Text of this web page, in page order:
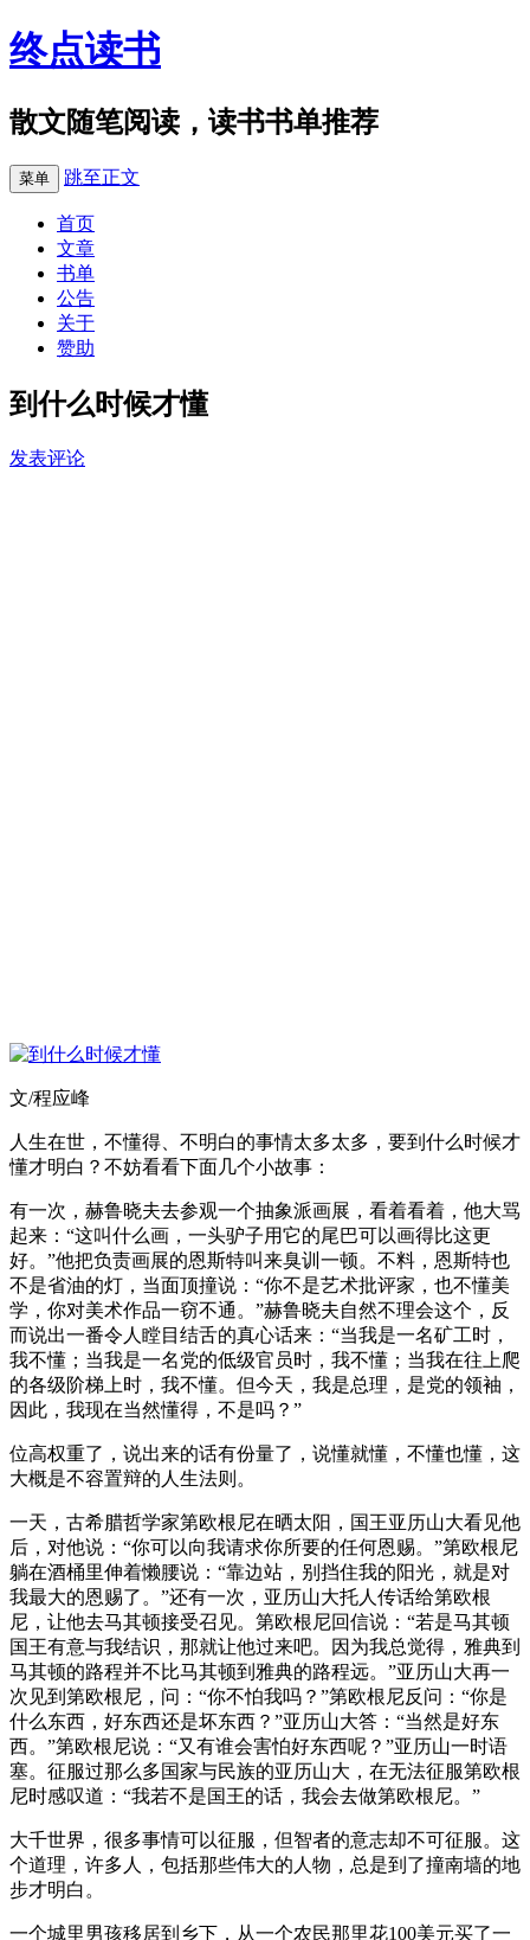
终点读书
散文随笔阅读，读书书单推荐
菜单 跳至正文
首页
文章
书单
公告
关于
赞助
到什么时候才懂
发表评论
文/程应峰
人生在世，不懂得、不明白的事情太多太多，要到什么时候才
懂才明白？不妨看看下面几个小故事：
有一次，赫鲁晓夫去参观一个抽象派画展，看着看着，他大骂
起来：“这叫什么画，一头驴子用它的尾巴可以画得比这更
好。”他把负责画展的恩斯特叫来臭训一顿。不料，恩斯特也
不是省油的灯，当面顶撞说：“你不是艺术批评家，也不懂美
学，你对美术作品一窃不通。”赫鲁晓夫自然不理会这个，反
而说出一番令人瞠目结舌的真心话来：“当我是一名矿工时，
我不懂；当我是一名党的低级官员时，我不懂；当我在往上爬
的各级阶梯上时，我不懂。但今天，我是总理，是党的领袖，
因此，我现在当然懂得，不是吗？”
位高权重了，说出来的话有份量了，说懂就懂，不懂也懂，这
大概是不容置辩的人生法则。
一天，古希腊哲学家第欧根尼在晒太阳，国王亚历山大看见他
后，对他说：“你可以向我请求你所要的任何恩赐。”第欧根尼
躺在酒桶里伸着懒腰说：“靠边站，别挡住我的阳光，就是对
我最大的恩赐了。”还有一次，亚历山大托人传话给第欧根
尼，让他去马其顿接受召见。第欧根尼回信说：“若是马其顿
国王有意与我结识，那就让他过来吧。因为我总觉得，雅典到
马其顿的路程并不比马其顿到雅典的路程远。”亚历山大再一
次见到第欧根尼，问：“你不怕我吗？”第欧根尼反问：“你是
什么东西，好东西还是坏东西？”亚历山大答：“当然是好东
西。”第欧根尼说：“又有谁会害怕好东西呢？”亚历山一时语
塞。征服过那么多国家与民族的亚历山大，在无法征服第欧根
尼时感叹道：“我若不是国王的话，我会去做第欧根尼。”
大千世界，很多事情可以征服，但智者的意志却不可征服。这
个道理，许多人，包括那些伟大的人物，总是到了撞南墙的地
步才明白。
一个城里男孩移居到乡下，从一个农民那里花100美元买了一